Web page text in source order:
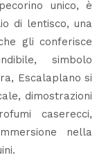
unico, è
di lentisco, una
gli conferisce
simbolo
Escalaplano si
dimostrazioni
caserecci,
nella